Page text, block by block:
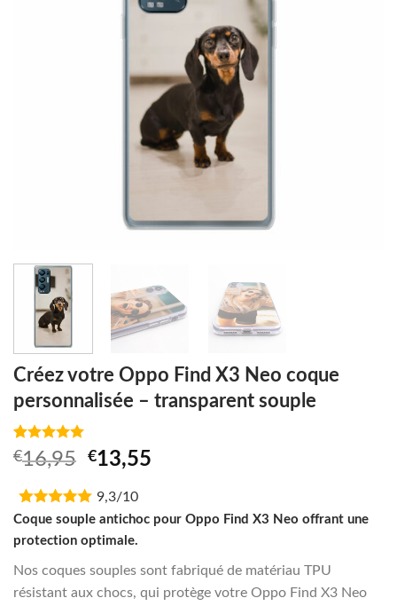
Créez votre Oppo Find X3 Neo coque
personnalisée – transparent souple
Noté 5.00
sur 5 basé
1
client
€16,95 Original
was:
€16,95.
€13,55
€13,55.
9,3/10
Coque souple antichoc pour Oppo Find X3 Neo offrant une
protection optimale.
Nos coques souples sont fabriqué de matériau TPU
résistant aux chocs, qui protège votre Oppo Find X3 Neo